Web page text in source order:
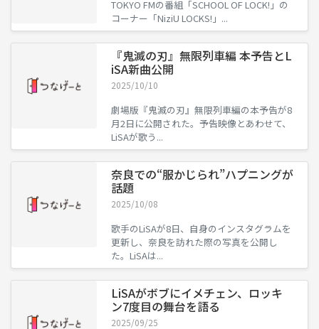
TOKYO FMの番組「SCHOOL OF LOCK!」の
コーナー「NiziU LOCKS!」...
『鬼滅の刃』無限列車編 本予告とL
iSA新曲公開
2025/10/10
劇場版『鬼滅の刃』無限列車編の本予告が8
月2日に公開された。予告映像とあわせて、
LiSAが歌う...
奈良での“服かじられ”ハプニングが
話題
2025/10/08
歌手のLiSAが8日、自身のインスタグラムを
更新し、奈良を訪れた際の写真を公開し
た。LiSAは...
LiSAがボブにイメチェン、ロッキ
ン7度目の舞台を語る
2025/09/25